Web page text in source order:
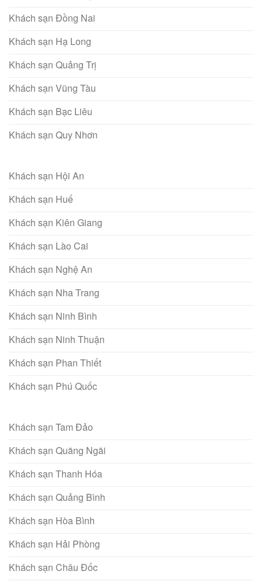
Khách sạn Đồng Nai
Khách sạn Hạ Long
Khách sạn Quảng Trị
Khách sạn Vũng Tàu
Khách sạn Bạc Liêu
Khách sạn Quy Nhơn
Khách sạn Hội An
Khách sạn Huế
Khách sạn Kiên Giang
Khách sạn Lào Cai
Khách sạn Nghệ An
Khách sạn Nha Trang
Khách sạn Ninh Bình
Khách sạn Ninh Thuận
Khách sạn Phan Thiết
Khách sạn Phú Quốc
Khách sạn Tam Đảo
Khách sạn Quãng Ngãi
Khách sạn Thanh Hóa
Khách sạn Quảng Bình
Khách sạn Hòa Bình
Khách sạn Hải Phòng
Khách sạn Châu Đốc